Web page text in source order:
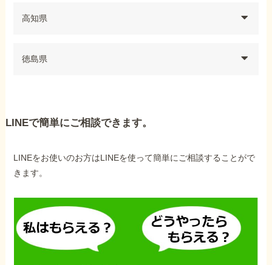
高知県
徳島県
LINEで簡単にご相談できます。
LINEをお使いのお方はLINEを使って簡単にご相談することがで
きます。